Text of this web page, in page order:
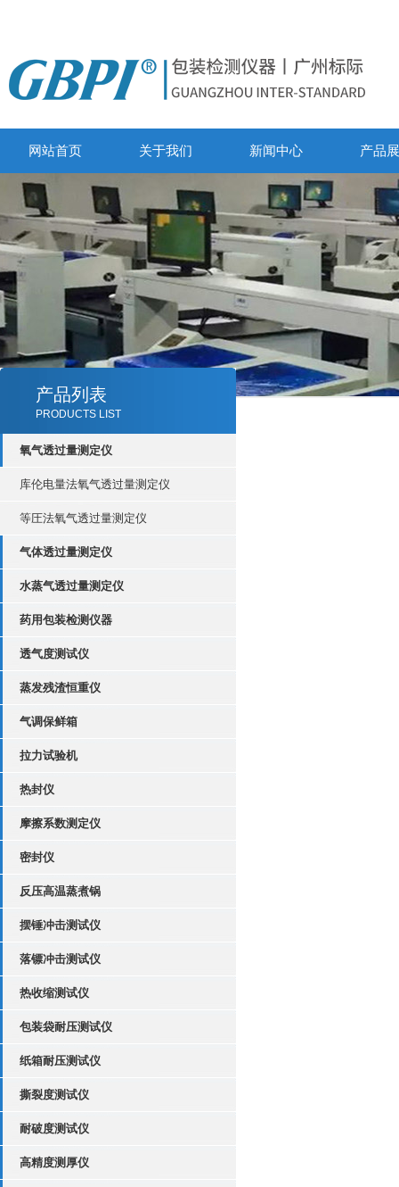
网站首页 关于我们 新闻中心 产品
产品列表
PRODUCTS LIST
氧气透过量测定仪
库伦电量法氧气透过量测定仪
等圧法氧气透过量测定仪
气体透过量测定仪
水蒸气透过量测定仪
药用包装检测仪器
透气度测试仪
蒸发残渣恒重仪
气调保鲜箱
拉力试验机
热封仪
摩擦系数测定仪
密封仪
反压高温蒸煮锅
摆锤冲击测试仪
落镖冲击测试仪
热收缩测试仪
包装袋耐压测试仪
纸箱耐压测试仪
撕裂度测试仪
耐破度测试仪
高精度测厚仪